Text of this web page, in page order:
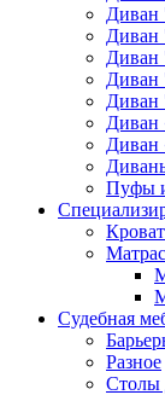
Пуфы
Судебная
Разное
Столы